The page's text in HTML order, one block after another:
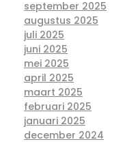
september 2025
augustus 2025
juli 2025
juni 2025
mei 2025
april 2025
maart 2025
februari 2025
januari 2025
december 2024